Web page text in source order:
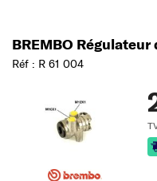
BREMBO Régulateur
Réf : R 61 004